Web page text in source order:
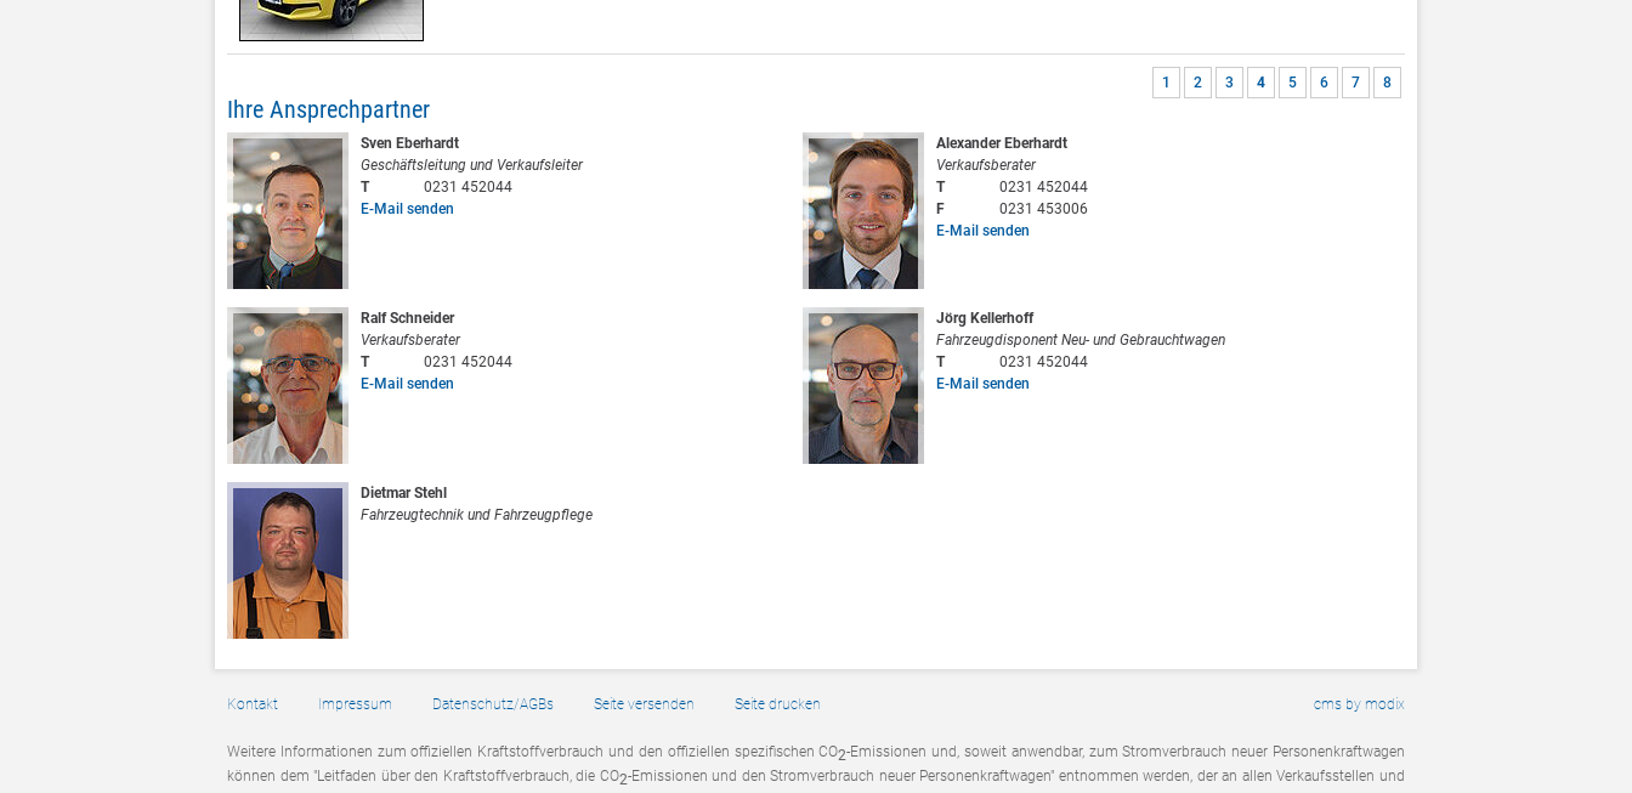
1 2 3 4 5 6 7 8
Ihre Ansprechpartner
Sven Eberhardt
Geschäftsleitung und Verkaufsleiter
T
0231 452044
E-Mail senden
Alexander Eberhardt
Verkaufsberater
T
0231 452044
F
0231 453006
E-Mail senden
Ralf Schneider
Verkaufsberater
T
0231 452044
E-Mail senden
Jörg Kellerhoff
Fahrzeugdisponent Neu- und Gebrauchtwagen
T
0231 452044
E-Mail senden
Dietmar Stehl
Fahrzeugtechnik und Fahrzeugpflege
Kontakt Impressum Datenschutz/AGBs Seite versenden Seite drucken cms by modix
Weitere Informationen zum offiziellen Kraftstoffverbrauch und den offiziellen spezifischen CO2-Emissionen und, soweit anwendbar, zum Stromverbrauch neuer Personenkraftwagen
können dem "Leitfaden über den Kraftstoffverbrauch, die CO2-Emissionen und den Stromverbrauch neuer Personenkraftwagen" entnommen werden, der an allen Verkaufsstellen und